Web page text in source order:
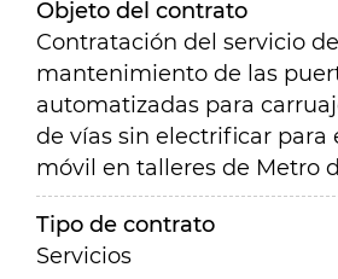
Objeto del contrato
Contratación del servicio de
mantenimiento de las
automatizadas para
de vías sin electrificar para
móvil en talleres de Metro
Tipo de contrato
Servicios